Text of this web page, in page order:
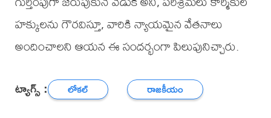
హక్కులను గౌరవిస్తూ, వారికి న్యాయమైన వేతనాలు
అందించాలని ఆయన ఈ సందర్భంగా పిలుపునిచ్చారు.
ట్యాగ్స్ : లోకల్ రాజకీయం